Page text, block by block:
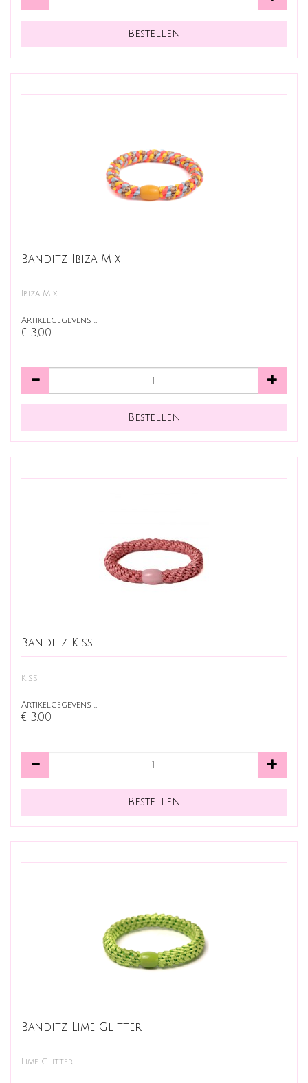
Banditz Ibiza Mix
Ibiza Mix
Artikelgegevens …
€ 3,00
Banditz Kiss
Kiss
Artikelgegevens …
€ 3,00
Banditz Lime Glitter
Lime Glitter